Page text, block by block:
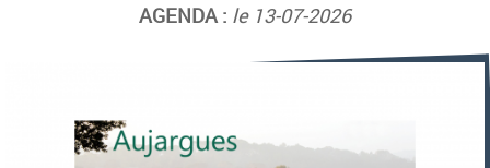
AGENDA : le 13-07-2026